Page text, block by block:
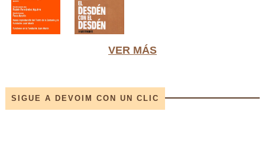
VER MÁS
SIGUE A DEVOIM CON UN CLIC